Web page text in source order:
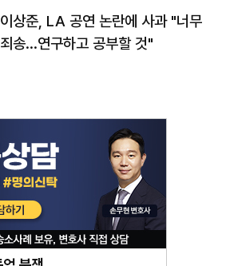
이상준, LA 공연 논란에 사과 "너무
죄송…연구하고 공부할 것"